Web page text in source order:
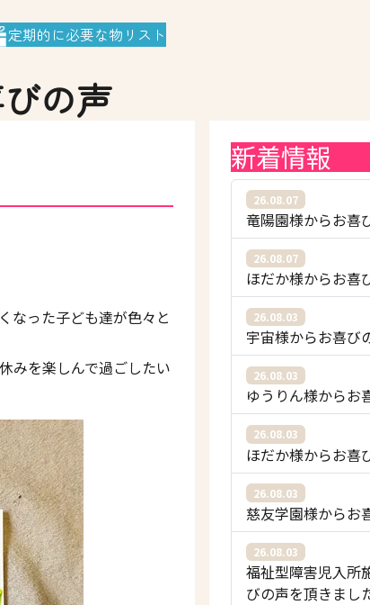
定期的に必要な物リスト
の声
なった子ども達が色々と
みを楽しんで過ごしたい
新着情報
26.08.07
竜陽園様からお喜
26.08.07
ほだか様からお喜
26.08.03
宇宙様からお喜び
26.08.03
ゆうりん様からお
26.08.03
ほだか様からお喜
26.08.03
慈友学園様からお
26.08.03
福祉型障害児入
びの声を頂きまし